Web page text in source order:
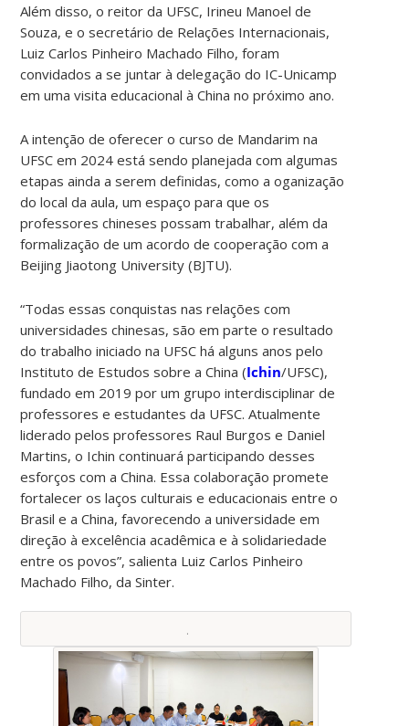
Além disso, o reitor da UFSC, Irineu Manoel de
Souza, e o secretário de Relações Internacionais,
Luiz Carlos Pinheiro Machado Filho, foram
convidados a se juntar à delegação do IC-Unicamp
em uma visita educacional à China no próximo ano.
A intenção de oferecer o curso de Mandarim na
UFSC em 2024 está sendo planejada com algumas
etapas ainda a serem definidas, como a oganização
do local da aula, um espaço para que os
professores chineses possam trabalhar, além da
formalização de um acordo de cooperação com a
Beijing Jiaotong University (BJTU).
“Todas essas conquistas nas relações com
universidades chinesas, são em parte o resultado
do trabalho iniciado na UFSC há alguns anos pelo
Instituto de Estudos sobre a China (Ichin/UFSC),
fundado em 2019 por um grupo interdisciplinar de
professores e estudantes da UFSC. Atualmente
liderado pelos professores Raul Burgos e Daniel
Martins, o Ichin continuará participando desses
esforços com a China. Essa colaboração promete
fortalecer os laços culturais e educacionais entre o
Brasil e a China, favorecendo a universidade em
direção à excelência acadêmica e à solidariedade
entre os povos”, salienta Luiz Carlos Pinheiro
Machado Filho, da Sinter.
.